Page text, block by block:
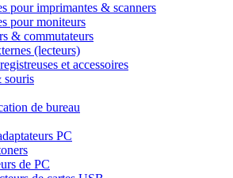
pour imprimantes & scanners
pour moniteurs
& commutateurs
(lecteurs)
et accessoires
souris
de bureau
PC
de PC